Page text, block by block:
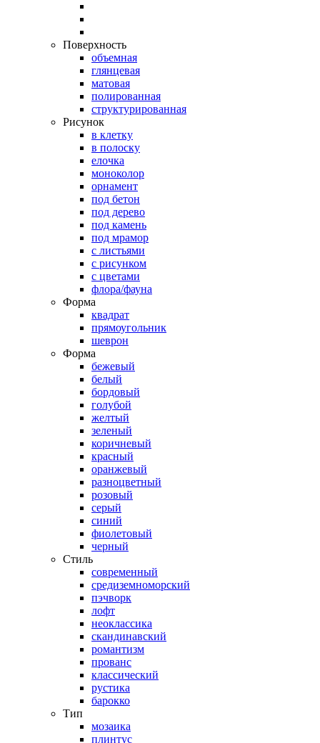
Поверхность
объемная
глянцевая
матовая
полированная
структурированная
Рисунок
в клетку
в полоску
елочка
моноколор
орнамент
под бетон
под дерево
под камень
под мрамор
с листьями
с рисунком
с цветами
флора/фауна
Форма
квадрат
прямоугольник
шеврон
Форма
бежевый
белый
бордовый
голубой
желтый
зеленый
коричневый
красный
оранжевый
разноцветный
розовый
серый
синий
фиолетовый
черный
Стиль
современный
средиземноморский
пэчворк
лофт
неоклассика
скандинавский
романтизм
прованс
классический
рустика
барокко
Тип
мозаика
плинтус